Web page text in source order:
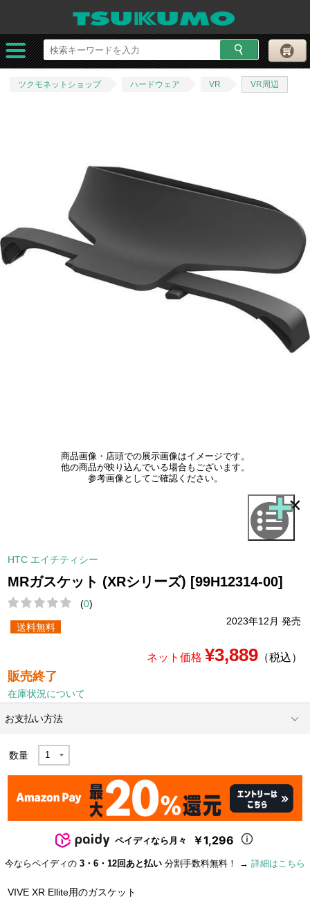
ツクモネットショップ ハードウェア VR VR周辺
商品画像・店頭での展示画像はイメージです。
他の商品が映り込んでいる場合もございます。
参考画像としてご確認ください。
×
HTC エイチティシー
MRガスケット (XRシリーズ) [99H12314-00]
(0)
2023年12月 発売
送料無料
ネット価格 ¥3,889（税込）
販売終了
在庫状況について
お支払い方法
数量
ペイディなら月々 ￥1,296
今ならペイディの 3・6・12回あと払い 分割手数料無料！ → 詳細はこちら
VIVE XR Ellite用のガスケット